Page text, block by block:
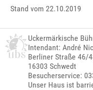
Stand vom 22.10.2019
Uckermärkische
Intendant: André
Berliner Straße 46/
16303 Schwedt
Besucherservice:
Unser Haus ist